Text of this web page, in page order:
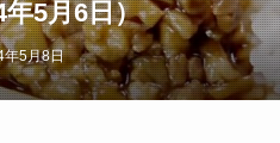
5月6日）
年5月8日